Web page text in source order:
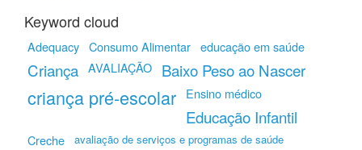
Keyword cloud
Adequacy Consumo Alimentar educação em saúde
Criança AVALIAÇÃO Baixo Peso ao Nascer
criança pré-escolar Ensino médico
Educação Infantil
Creche avaliação de serviços e programas de saúde